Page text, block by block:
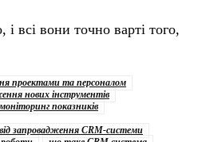
всі вони точно варті того,
проектами та персоналом
нових інструментів
моніторинг показників
запровадження CRM-системи